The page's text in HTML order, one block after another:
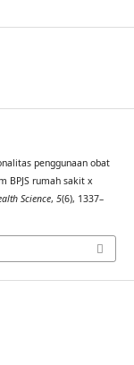
penggunaan obat
BPJS rumah sakit x
Science, 5(6), 1337–